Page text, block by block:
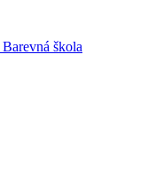
Barevná škola